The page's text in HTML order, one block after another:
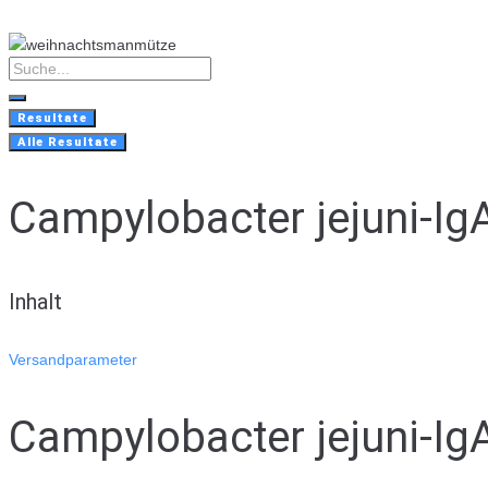
to
content
Search
...
Resultate
Alle Resultate
Campylobacter jejuni-
Inhalt
Versandparameter
Campylobacter jejuni-